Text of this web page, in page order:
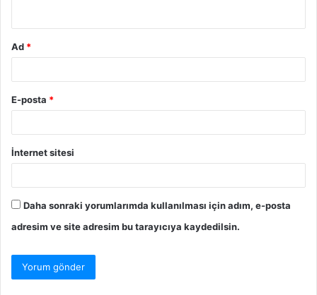
Ad *
E-posta *
İnternet sitesi
Daha sonraki yorumlarımda kullanılması için adım, e-posta
adresim ve site adresim bu tarayıcıya kaydedilsin.